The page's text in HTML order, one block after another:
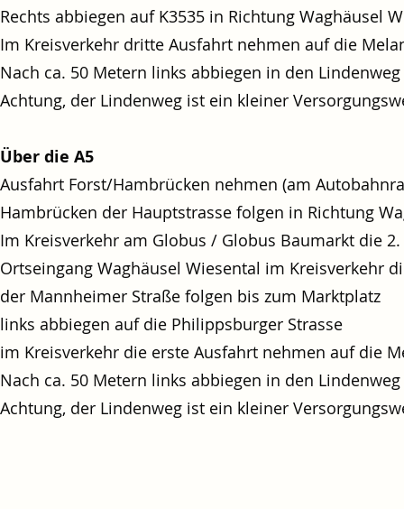
Rechts abbiegen auf K3535 in Richtung Waghäusel
Im Kreisverkehr dritte Ausfahrt nehmen auf die
Nach ca. 50 Metern links abbiegen in den Lindenweg
Achtung, der Lindenweg ist ein kleiner
Über die A5
Ausfahrt Forst/Hambrücken nehmen (am
Hambrücken der Hauptstrasse folgen in Richtung
Im Kreisverkehr am Globus / Globus Baumarkt die
Ortseingang Waghäusel Wiesental im Kreisverkehr
der Mannheimer Straße folgen bis zum Marktplatz
links abbiegen auf die Philippsburger Strasse
im Kreisverkehr die erste Ausfahrt nehmen auf die
Nach ca. 50 Metern links abbiegen in den Lindenweg
Achtung, der Lindenweg ist ein kleiner